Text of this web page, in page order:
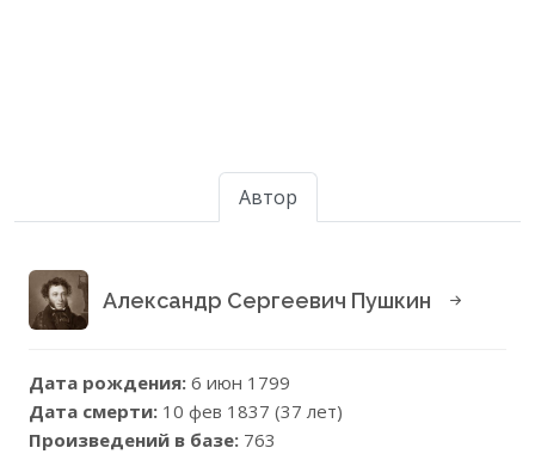
Автор
Александр Сергеевич Пушкин
Дата рождения: 6 июн 1799
Дата смерти: 10 фев 1837 (37 лет)
Произведений в базе: 763